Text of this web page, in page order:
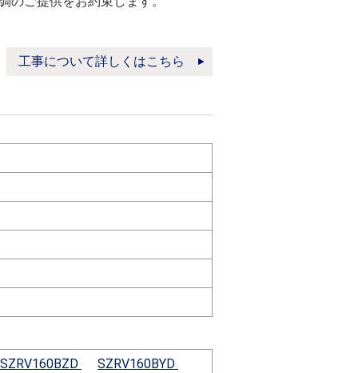
工事について詳しくはこちら
SZRV160BZD SZRV160BYD